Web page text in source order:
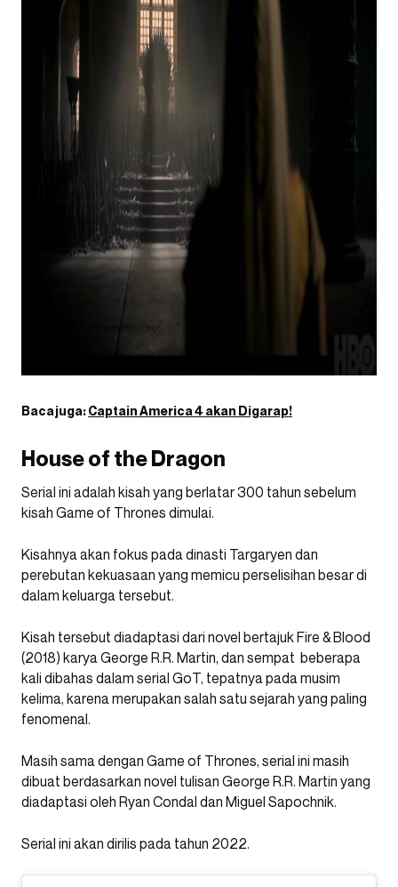
Baca juga:Captain America 4 akan Digarap!
House of the Dragon
Serial ini adalah kisah yang berlatar 300 tahun sebelum
kisah Game of Thrones dimulai.
Kisahnya akan fokus pada dinasti Targaryen dan
perebutan kekuasaan yang memicu perselisihan besar di
dalam keluarga tersebut.
Kisah tersebut diadaptasi dari novel bertajuk Fire & Blood
(2018) karya George R.R. Martin, dan sempat beberapa
kali dibahas dalam serial GoT, tepatnya pada musim
kelima, karena merupakan salah satu sejarah yang paling
fenomenal.
Masih sama dengan Game of Thrones, serial ini masih
dibuat berdasarkan novel tulisan George R.R. Martin yang
diadaptasi oleh Ryan Condal dan Miguel Sapochnik.
Serial ini akan dirilis pada tahun 2022.